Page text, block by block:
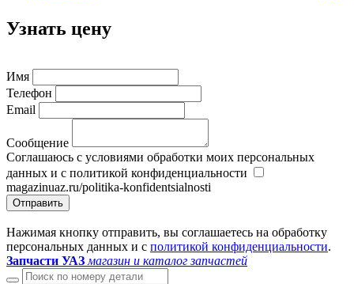
Узнать цену
Имя
Телефон
Email
Сообщение
Соглашаюсь с условиями обработки моих персональных
данных и с политикой конфиденциальности
magazinuaz.ru/politika-konfidentsialnosti
Отправить
Нажимая кнопку отправить, вы соглашаетесь на обработку
персональных данных и с политикой конфиденциальности.
Запчасти УАЗ магазин и каталог запчастей